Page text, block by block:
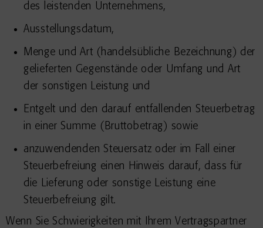
des leistenden Unternehmens,
Ausstellungsdatum,
Menge und Art (handelsübliche Bezeichnung) der
gelieferten Gegenstände oder Umfang und Art
der sonstigen Leistung und
Entgelt und den darauf entfallenden Steuerbetrag
in einer Summe (Bruttobetrag) sowie
anzuwendenden Steuersatz oder im Fall einer
Steuerbefreiung einen Hinweis darauf, dass für
die Lieferung oder sonstige Leistung eine
Steuerbefreiung gilt.
Wenn Sie Schwierigkeiten mit Ihrem Vertragspartner